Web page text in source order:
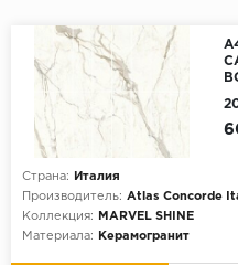
Страна:
Италия
Производитель: Atlas Concorde
Коллекция:
MARVEL SHINE
Материала:
Керамогранит